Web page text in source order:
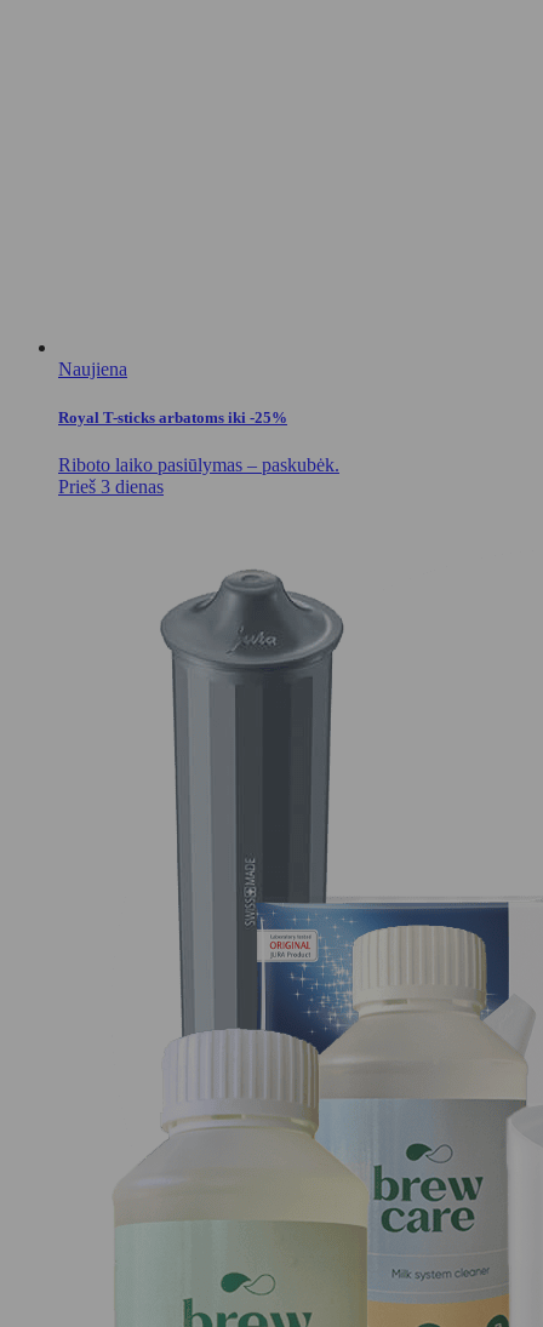
Naujiena
Royal T-sticks arbatoms iki -25%
Riboto laiko pasiūlymas – paskubėk.
Prieš 3 dienas